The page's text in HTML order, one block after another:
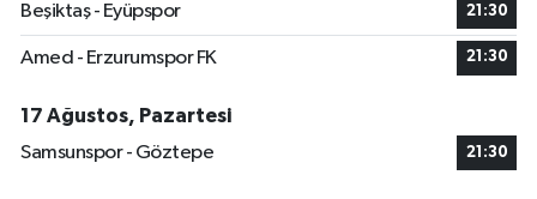
Beşiktaş - Eyüpspor 21:30
Amed - Erzurumspor FK 21:30
17 Ağustos, Pazartesi
Samsunspor - Göztepe
21:30